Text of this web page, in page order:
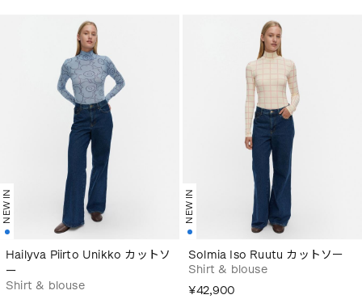
NEW IN
Hailyva Piirto Unikko カットソ
ー
Shirt & blouse
NEW IN
Solmia Iso Ruutu カットソー
Shirt & blouse
¥42,900